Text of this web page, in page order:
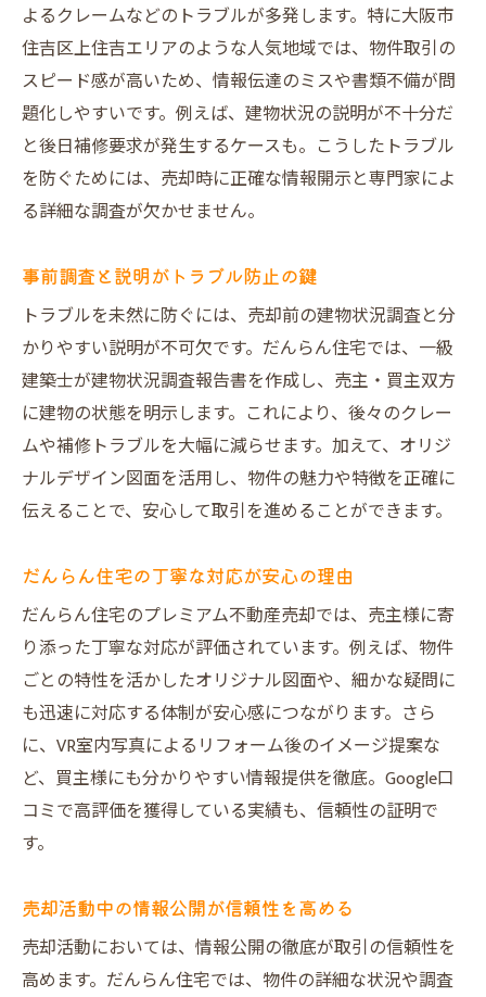
よるクレームなどのトラブルが多発します。特に大阪市
住吉区上住吉エリアのような人気地域では、物件取引の
スピード感が高いため、情報伝達のミスや書類不備が問
題化しやすいです。例えば、建物状況の説明が不十分だ
と後日補修要求が発生するケースも。こうしたトラブル
を防ぐためには、売却時に正確な情報開示と専門家によ
る詳細な調査が欠かせません。
事前調査と説明がトラブル防止の鍵
トラブルを未然に防ぐには、売却前の建物状況調査と分
かりやすい説明が不可欠です。だんらん住宅では、一級
建築士が建物状況調査報告書を作成し、売主・買主双方
に建物の状態を明示します。これにより、後々のクレー
ムや補修トラブルを大幅に減らせます。加えて、オリジ
ナルデザイン図面を活用し、物件の魅力や特徴を正確に
伝えることで、安心して取引を進めることができます。
だんらん住宅の丁寧な対応が安心の理由
だんらん住宅のプレミアム不動産売却では、売主様に寄
り添った丁寧な対応が評価されています。例えば、物件
ごとの特性を活かしたオリジナル図面や、細かな疑問に
も迅速に対応する体制が安心感につながります。さら
に、VR室内写真によるリフォーム後のイメージ提案な
ど、買主様にも分かりやすい情報提供を徹底。Google口
コミで高評価を獲得している実績も、信頼性の証明で
す。
売却活動中の情報公開が信頼性を高める
売却活動においては、情報公開の徹底が取引の信頼性を
高めます。だんらん住宅では、物件の詳細な状況や調査